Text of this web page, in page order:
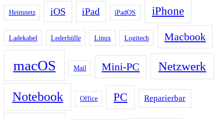
Heimnetz iOS iPad iPadOS iPhone
Ladekabel Lederhülle Linux Logitech Macbook
macOS Mail Mini-PC Netzwerk
Notebook Office PC Reparierbar